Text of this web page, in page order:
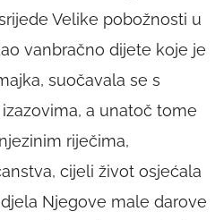
Velike pobožnosti u
vanbračno dijete koje je
suočavala se s
a unatoč tome
riječima,
cijeli život osjećala
Njegove male darove